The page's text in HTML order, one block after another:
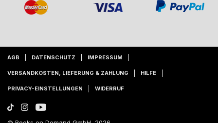
AGB DATENSCHUTZ IMPRESSUM
VERSANDKOSTEN, LIEFERUNG & ZAHLUNG HILFE
PRIVACY-EINSTELLUNGEN WIDERRUF